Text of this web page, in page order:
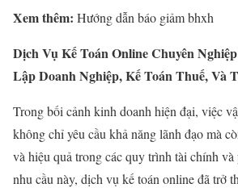
Xem thêm: Hướng dẫn báo giảm bhxh
Dịch Vụ Kế Toán Online Chuyên
Lập Doanh Nghiệp, Kế Toán Thuế, Và
Trong bối cảnh kinh doanh hiện đại, việc
không chỉ yêu cầu khả năng lãnh đạo mà
và hiệu quả trong các quy trình tài chính
nhu cầu này, dịch vụ kế toán online đã trở